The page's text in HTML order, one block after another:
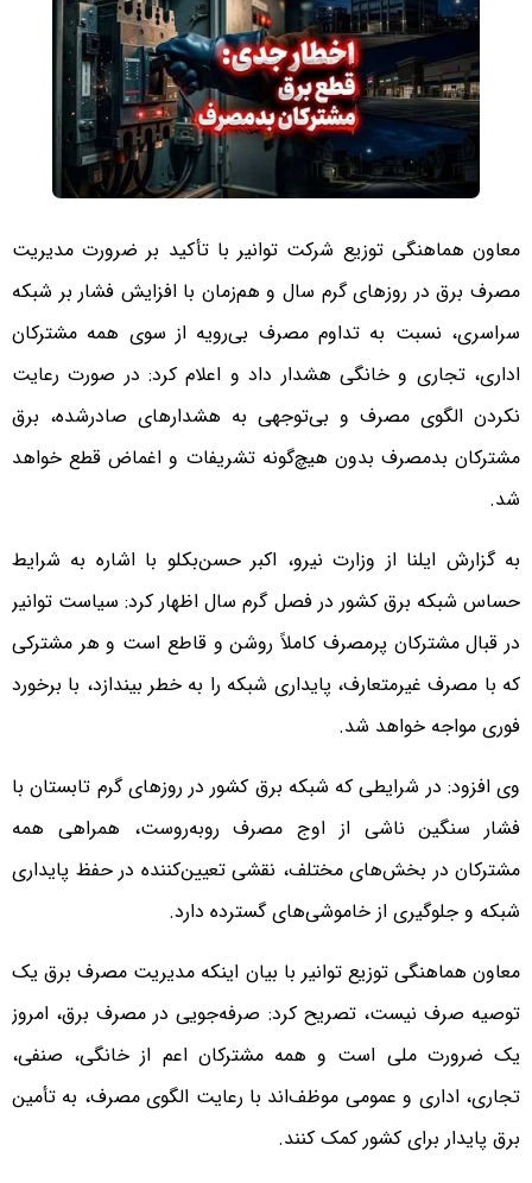
معاون هماهنگی توزیع شرکت توانیر با تأکید بر ضرورت مدیریت
مصرف برق در روزهای گرم سال و هم‌زمان با افزایش فشار بر شبکه
سراسری، نسبت به تداوم مصرف بی‌رویه از سوی همه مشترکان
اداری، تجاری و خانگی هشدار داد و اعلام کرد: در صورت رعایت
نکردن الگوی مصرف و بی‌توجهی به هشدارهای صادرشده، برق
مشترکان بدمصرف بدون هیچ‌گونه تشریفات و اغماض قطع خواهد
شد.
به گزارش ایلنا از وزارت نیرو، اکبر حسن‌بکلو با اشاره به شرایط
حساس شبکه برق کشور در فصل گرم سال اظهار کرد: سیاست توانیر
در قبال مشترکان پرمصرف کاملاً روشن و قاطع است و هر مشترکی
که با مصرف غیرمتعارف، پایداری شبکه را به خطر بیندازد، با برخورد
فوری مواجه خواهد شد.
وی افزود: در شرایطی که شبکه برق کشور در روزهای گرم تابستان با
فشار سنگین ناشی از اوج مصرف روبه‌روست، همراهی همه
مشترکان در بخش‌های مختلف، نقشی تعیین‌کننده در حفظ پایداری
شبکه و جلوگیری از خاموشی‌های گسترده دارد.
معاون هماهنگی توزیع توانیر با بیان اینکه مدیریت مصرف برق یک
توصیه صرف نیست، تصریح کرد: صرفه‌جویی در مصرف برق، امروز
یک ضرورت ملی است و همه مشترکان اعم از خانگی، صنفی،
تجاری، اداری و عمومی موظف‌اند با رعایت الگوی مصرف، به تأمین
برق پایدار برای کشور کمک کنند.